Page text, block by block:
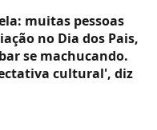
muitas pessoas
no Dia dos Pais,
se machucando.
cultural', diz